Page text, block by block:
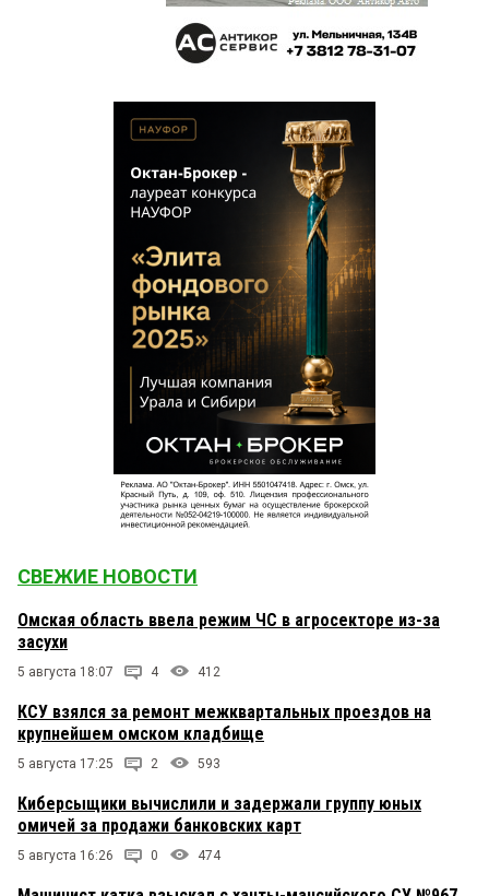
СВЕЖИЕ НОВОСТИ
Омская область ввела режим ЧС в агросекторе из-за
засухи
5 августа 18:07 4 412
КСУ взялся за ремонт межквартальных проездов на
крупнейшем омском кладбище
5 августа 17:25 2 593
Киберсыщики вычислили и задержали группу юных
омичей за продажи банковских карт
5 августа 16:26 0 474